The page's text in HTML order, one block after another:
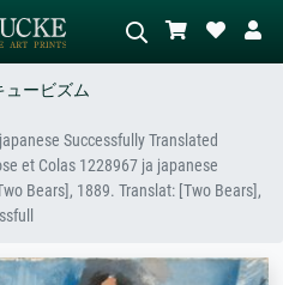
AI画像検索
シーンを説明してください – 例：
緑の草原、赤の多い抽象画、暗い
ュービズム
Successfully Translated
et Colas 1228967 ja japanese
Bears], 1889. Translat: [Two Bears],